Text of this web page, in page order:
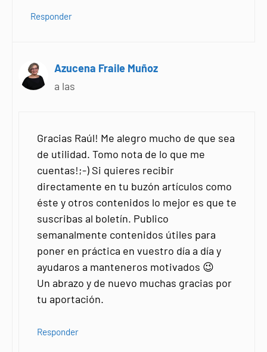
Responder
Azucena Fraile Muñoz
a las
Gracias Raúl! Me alegro mucho de que sea
de utilidad. Tomo nota de lo que me
cuentas!;-) Si quieres recibir
directamente en tu buzón artículos como
éste y otros contenidos lo mejor es que te
suscribas al boletín. Publico
semanalmente contenidos útiles para
poner en práctica en vuestro día a día y
ayudaros a manteneros motivados 😉
Un abrazo y de nuevo muchas gracias por
tu aportación.
Responder